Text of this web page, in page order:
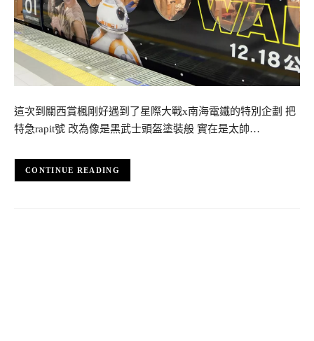
這次到關西賞楓剛好遇到了星際大戰x南海電鐵的特別企劃 把
特急rapit號 改為像是黑武士頭盔塗裝般 實在是太帥…
CONTINUE READING